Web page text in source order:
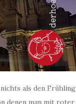
als den Frühling
denen man mit roter